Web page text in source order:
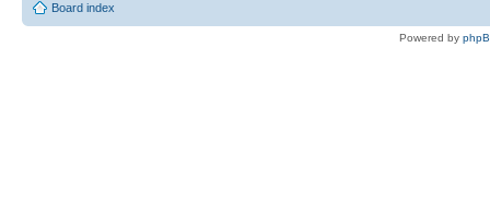
Board index
Powered by